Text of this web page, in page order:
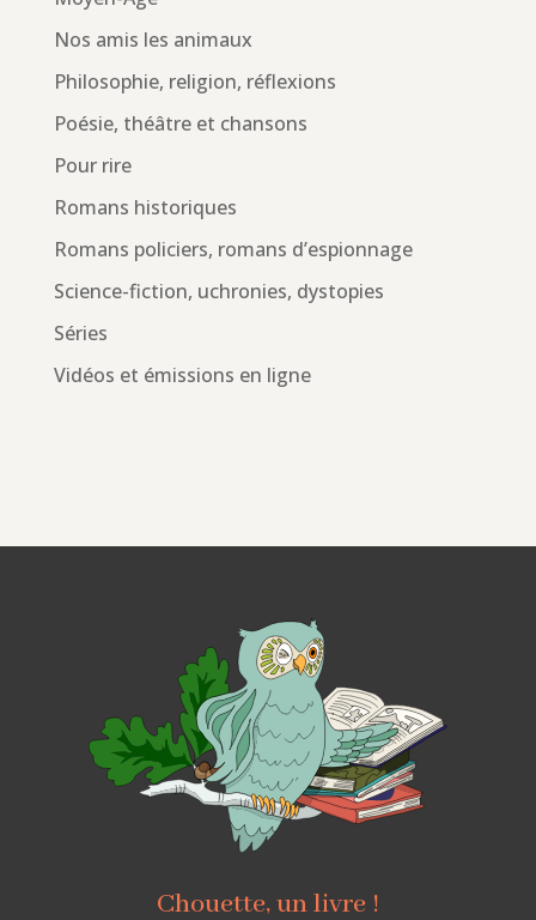
Nos amis les animaux
Philosophie, religion, réflexions
Poésie, théâtre et chansons
Pour rire
Romans historiques
Romans policiers, romans d’espionnage
Science-fiction, uchronies, dystopies
Séries
Vidéos et émissions en ligne
Chouette, un livre !